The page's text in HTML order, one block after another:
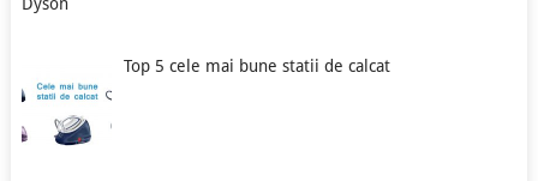
Top 5 cele mai bune statii de calcat